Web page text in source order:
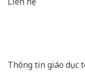
Thông tin giáo dục